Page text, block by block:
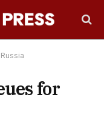
for